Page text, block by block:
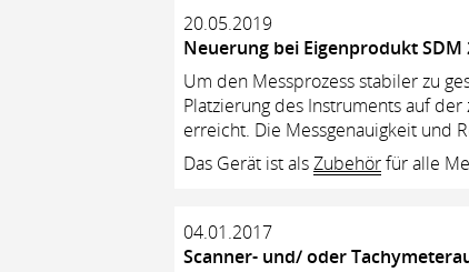
20.05.2019
Neuerung bei Eigenprodukt SDM
Um den Messprozess stabiler zu
Platzierung des Instruments auf
erreicht. Die Messgenauigkeit und
Das Gerät ist alsZubehörfür alle
04.01.2017
Scanner- und/ oder